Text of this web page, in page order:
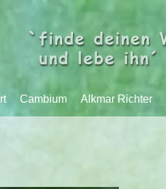
Cambium Alkmar Richter